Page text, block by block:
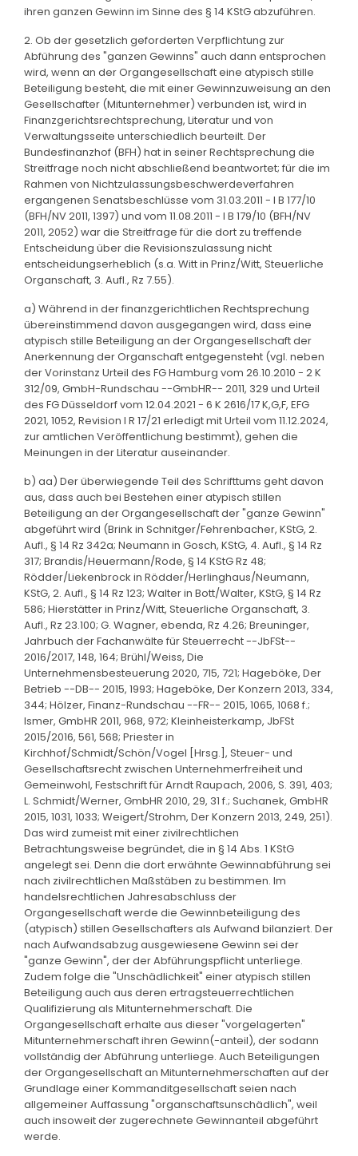
ihren ganzen Gewinn im Sinne des § 14 KStG abzuführen.
2. Ob der gesetzlich geforderten Verpflichtung zur
Abführung des "ganzen Gewinns" auch dann entsprochen
wird, wenn an der Organgesellschaft eine atypisch stille
Beteiligung besteht, die mit einer Gewinnzuweisung an den
Gesellschafter (Mitunternehmer) verbunden ist, wird in
Finanzgerichtsrechtsprechung, Literatur und von
Verwaltungsseite unterschiedlich beurteilt. Der
Bundesfinanzhof (BFH) hat in seiner Rechtsprechung die
Streitfrage noch nicht abschließend beantwortet; für die im
Rahmen von Nichtzulassungsbeschwerdeverfahren
ergangenen Senatsbeschlüsse vom 31.03.2011 - I B 177/10
(BFH/NV 2011, 1397) und vom 11.08.2011 - I B 179/10 (BFH/NV
2011, 2052) war die Streitfrage für die dort zu treffende
Entscheidung über die Revisionszulassung nicht
entscheidungserheblich (s.a. Witt in Prinz/Witt, Steuerliche
Organschaft, 3. Aufl., Rz 7.55).
a) Während in der finanzgerichtlichen Rechtsprechung
übereinstimmend davon ausgegangen wird, dass eine
atypisch stille Beteiligung an der Organgesellschaft der
Anerkennung der Organschaft entgegensteht (vgl. neben
der Vorinstanz Urteil des FG Hamburg vom 26.10.2010 - 2 K
312/09, GmbH-Rundschau --GmbHR-- 2011, 329 und Urteil
des FG Düsseldorf vom 12.04.2021 - 6 K 2616/17 K,G,F, EFG
2021, 1052, Revision I R 17/21 erledigt mit Urteil vom 11.12.2024,
zur amtlichen Veröffentlichung bestimmt), gehen die
Meinungen in der Literatur auseinander.
b) aa) Der überwiegende Teil des Schrifttums geht davon
aus, dass auch bei Bestehen einer atypisch stillen
Beteiligung an der Organgesellschaft der "ganze Gewinn"
abgeführt wird (Brink in Schnitger/Fehrenbacher, KStG, 2.
Aufl., § 14 Rz 342a; Neumann in Gosch, KStG, 4. Aufl., § 14 Rz
317; Brandis/Heuermann/Rode, § 14 KStG Rz 48;
Rödder/Liekenbrock in Rödder/Herlinghaus/Neumann,
KStG, 2. Aufl., § 14 Rz 123; Walter in Bott/Walter, KStG, § 14 Rz
586; Hierstätter in Prinz/Witt, Steuerliche Organschaft, 3.
Aufl., Rz 23.100; G. Wagner, ebenda, Rz 4.26; Breuninger,
Jahrbuch der Fachanwälte für Steuerrecht --JbFSt--
2016/2017, 148, 164; Brühl/Weiss, Die
Unternehmensbesteuerung 2020, 715, 721; Hageböke, Der
Betrieb --DB-- 2015, 1993; Hageböke, Der Konzern 2013, 334,
344; Hölzer, Finanz-Rundschau --FR-- 2015, 1065, 1068 f.;
Ismer, GmbHR 2011, 968, 972; Kleinheisterkamp, JbFSt
2015/2016, 561, 568; Priester in
Kirchhof/Schmidt/Schön/Vogel [Hrsg.], Steuer- und
Gesellschaftsrecht zwischen Unternehmerfreiheit und
Gemeinwohl, Festschrift für Arndt Raupach, 2006, S. 391, 403;
L. Schmidt/Werner, GmbHR 2010, 29, 31 f.; Suchanek, GmbHR
2015, 1031, 1033; Weigert/Strohm, Der Konzern 2013, 249, 251).
Das wird zumeist mit einer zivilrechtlichen
Betrachtungsweise begründet, die in § 14 Abs. 1 KStG
angelegt sei. Denn die dort erwähnte Gewinnabführung sei
nach zivilrechtlichen Maßstäben zu bestimmen. Im
handelsrechtlichen Jahresabschluss der
Organgesellschaft werde die Gewinnbeteiligung des
(atypisch) stillen Gesellschafters als Aufwand bilanziert. Der
nach Aufwandsabzug ausgewiesene Gewinn sei der
"ganze Gewinn", der der Abführungspflicht unterliege.
Zudem folge die "Unschädlichkeit" einer atypisch stillen
Beteiligung auch aus deren ertragsteuerrechtlichen
Qualifizierung als Mitunternehmerschaft. Die
Organgesellschaft erhalte aus dieser "vorgelagerten"
Mitunternehmerschaft ihren Gewinn(-anteil), der sodann
vollständig der Abführung unterliege. Auch Beteiligungen
der Organgesellschaft an Mitunternehmerschaften auf der
Grundlage einer Kommanditgesellschaft seien nach
allgemeiner Auffassung "organschaftsunschädlich", weil
auch insoweit der zugerechnete Gewinnanteil abgeführt
werde.